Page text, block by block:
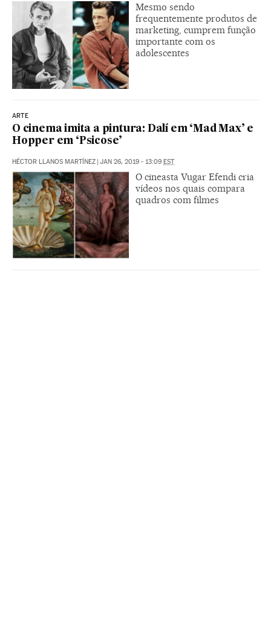
Mesmo sendo
frequentemente produtos de
marketing, cumprem função
importante com os
adolescentes
ARTE
O cinema imita a pintura: Dalí em ‘Mad Max’ e
Hopper em ‘Psicose’
HÉCTOR LLANOS MARTÍNEZ | JAN 26, 2019 - 13:09 EST
O cineasta Vugar Efendi cria
vídeos nos quais compara
quadros com filmes